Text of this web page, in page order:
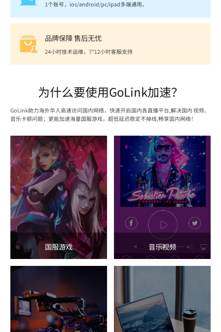
1个账号，ios/android/pc/ipad多端通用。
品牌保障 售后无忧
24小时技术运维，7*12小时客服支持
为什么要使用GoLink加速？
GoLink助力海外华人高速访问国内网络，快速开启国内各直播平台,解决国内 视频、
音乐卡顿问题；更能加速海量国服游戏，超低延迟稳定不掉线,畅享国内网络！
国服游戏 音乐视频